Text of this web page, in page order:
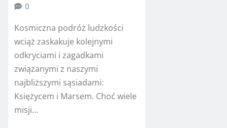
0
Kosmiczna podróż ludzkości
wciąż zaskakuje kolejnymi
odkryciami i zagadkami
związanymi z naszymi
najbliższymi sąsiadami:
Księżycem i Marsem. Choć wiele
misji…